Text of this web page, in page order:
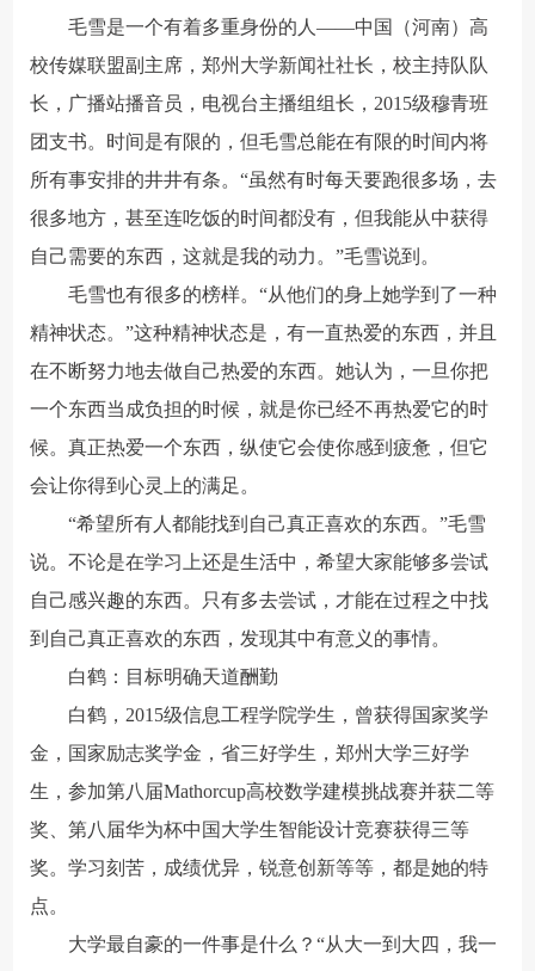
毛雪是一个有着多重身份的人——中国（河南）高
校传媒联盟副主席，郑州大学新闻社社长，校主持队队
长，广播站播音员，电视台主播组组长，2015级穆青班
团支书。时间是有限的，但毛雪总能在有限的时间内将
所有事安排的井井有条。“虽然有时每天要跑很多场，去
很多地方，甚至连吃饭的时间都没有，但我能从中获得
自己需要的东西，这就是我的动力。”毛雪说到。
毛雪也有很多的榜样。“从他们的身上她学到了一种
精神状态。”这种精神状态是，有一直热爱的东西，并且
在不断努力地去做自己热爱的东西。她认为，一旦你把
一个东西当成负担的时候，就是你已经不再热爱它的时
候。真正热爱一个东西，纵使它会使你感到疲惫，但它
会让你得到心灵上的满足。
“希望所有人都能找到自己真正喜欢的东西。”毛雪
说。不论是在学习上还是生活中，希望大家能够多尝试
自己感兴趣的东西。只有多去尝试，才能在过程之中找
到自己真正喜欢的东西，发现其中有意义的事情。
白鹤：目标明确天道酬勤
白鹤，2015级信息工程学院学生，曾获得国家奖学
金，国家励志奖学金，省三好学生，郑州大学三好学
生，参加第八届Mathorcup高校数学建模挑战赛并获二等
奖、第八届华为杯中国大学生智能设计竞赛获得三等
奖。学习刻苦，成绩优异，锐意创新等等，都是她的特
点。
大学最自豪的一件事是什么？“从大一到大四，我一